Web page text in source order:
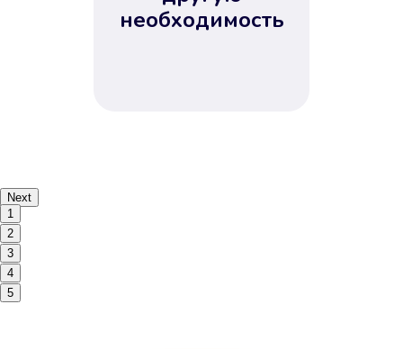
необходимость
Next
1
2
3
4
5